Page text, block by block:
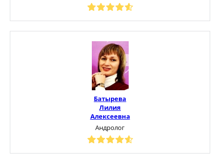
Батырева
Лилия
Алексеевна
Андролог